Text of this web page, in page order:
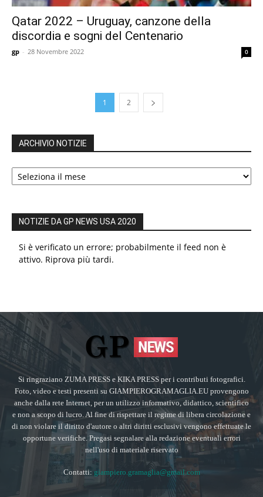
Qatar 2022 – Uruguay, canzone della
discordia e sogni del Centenario
gp - 28 Novembre 2022 0
1 2
ARCHIVIO NOTIZIE
ARCHIVIO
NOTIZIE
NOTIZIE DA GP NEWS USA 2020
Si è verificato un errore; probabilmente il feed non è
attivo. Riprova più tardi.
Si ringraziano ZUMA PRESS e KIKA PRESS per i contributi fotografici.
Foto, video e testi presenti su GIAMPIEROGRAMAGLIA.EU provengono
anche dalla rete Internet, per un utilizzo informativo, didattico, scientifico
e non a scopo di lucro. Al fine di rispettare il regime di libera circolazione e
di non violare il diritto d'autore o altri diritti esclusivi vengono effettuate le
opportune verifiche. Pregasi segnalare alla redazione eventuali errori
nell'uso di materiale riservato
Contatti: giampiero.gramaglia@gmail.com